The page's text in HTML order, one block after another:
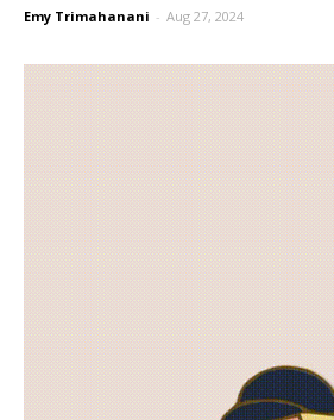
Emy Trimahanani - Aug 27, 2024